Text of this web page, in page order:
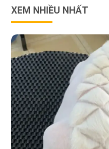
XEM NHIỀU NHẤT